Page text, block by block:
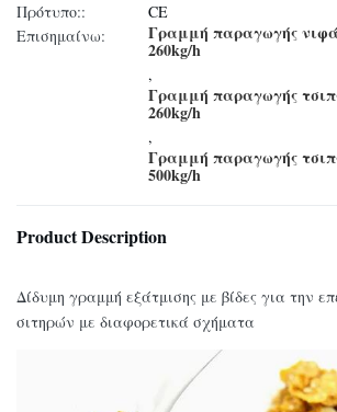
Πρότυπο::
CE
Επισημαίνω:
Γραμμή παραγωγής
260kg/h
,
Γραμμή παραγωγής
260kg/h
,
Γραμμή παραγωγής
500kg/h
Product Description
Δίδυμη γραμμή εξάτμισης με βίδες για την
σιτηρών με διαφορετικά σχήματα